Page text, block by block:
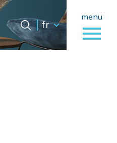
menu
Langue
fr
Langue
fr